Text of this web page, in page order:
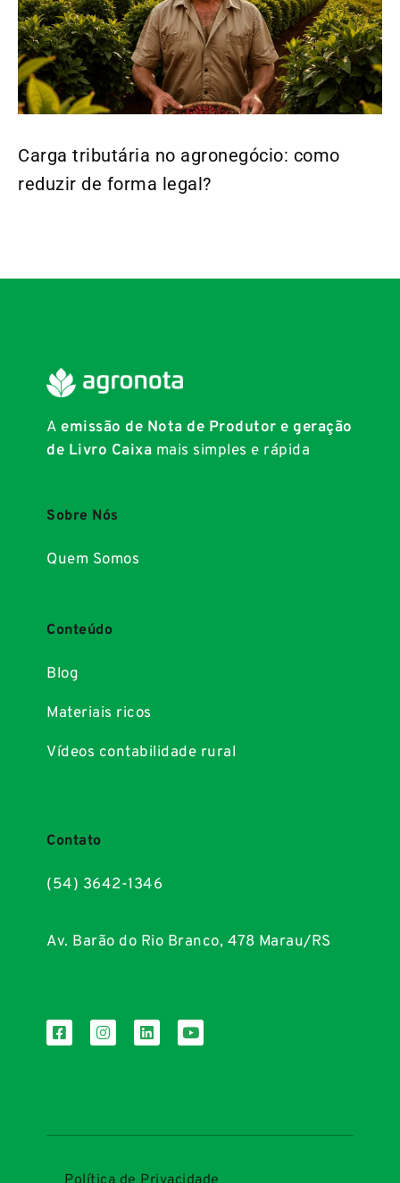
Carga tributária no agronegócio: como
reduzir de forma legal?
Aemissão de Nota de Produtor e geração
de Livro Caixa mais simples e rápida
Sobre Nós
Quem Somos
Conteúdo
Blog
Materiais ricos
Vídeos contabilidade rural
Contato
(54) 3642-1346
Av. Barão do Rio Branco, 478 Marau/RS